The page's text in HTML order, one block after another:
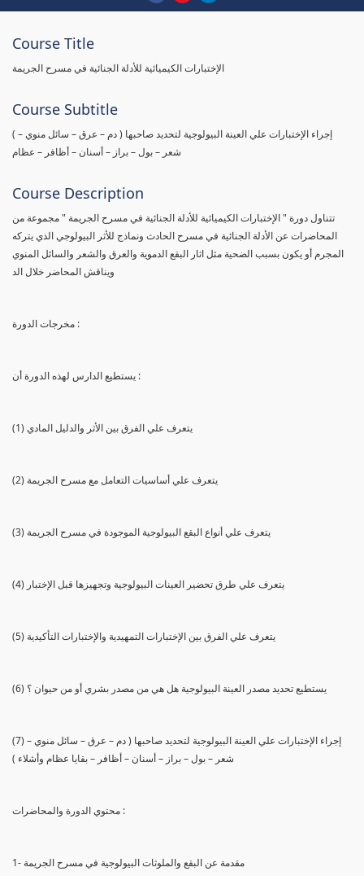
Course Title
الإختبارات الكيميائية للأدلة الجنائية في مسرح الجريمة
Course Subtitle
( إجراء الإختبارات علي العينة البيولوجية لتحديد صاحبها ( دم – عرق – سائل منوي –
شعر – بول – براز – أسنان – أظافر – عظام
Course Description
تتناول دورة " الإختبارات الكيميائية للأدلة الجنائية في مسرح الجريمة " مجموعة من
المحاضرات عن الأدلة الجنائية في مسرح الحادث ونماذج للأثر البيولوجي الذي يتركه
المجرم أو يكون بسبب الضحية مثل اثار البقع الدموية والعرق والشعر والسائل المنوي
ويناقش المحاضر خلال الد
مخرجات الدورة :
يستطيع الدارس لهذه الدورة أن :
(1) يتعرف علي الفرق بين الأثر والدليل المادي
(2) يتعرف علي أساسيات التعامل مع مسرح الجريمة
(3) يتعرف علي أنواع البقع البيولوجية الموجودة في مسرح الجريمة
(4) يتعرف علي طرق تحضير العينات البيولوجية وتجهيزها قبل الإختبار
(5) يتعرف علي الفرق بين الإختبارات التمهيدية والإختبارات التأكيدية
(6) يستطيع تحديد مصدر العينة البيولوجية هل هي من مصدر بشري أو من حيوان ؟
(7) إجراء الإختبارات علي العينة البيولوجية لتحديد صاحبها ( دم – عرق – سائل منوي –
شعر – بول – براز – أسنان – أظافر – بقايا عظام وأشلاء )
محتوي الدورة والمحاضرات :
1- مقدمة عن البقع والملوثات البيولوجية في مسرح الجريمة